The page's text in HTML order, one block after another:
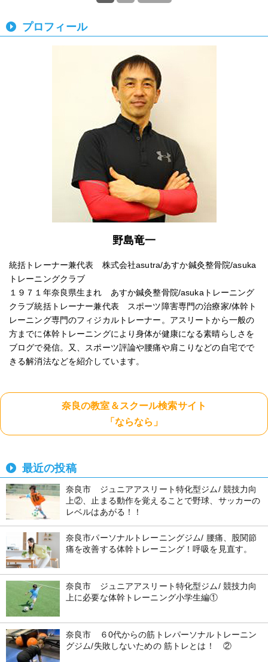
プロフィール
野島竜一
統括トレーナー兼代表 株式会社asutra/あすか鍼灸整骨院/asuka
トレーニングクラブ
１９７１年奈良県生まれ あすか鍼灸整骨院/asukaトレーニング
クラブ統括トレーナー兼代表 スポーツ障害専門の治療家/体幹ト
レーニング専門のフィジカルトレーナー。アスリートから一般の
方までに体幹トレーニングにより身体が健康になる素晴らしさを
ブログで発信。又、スポーツ評論や腰痛や肩こりなどの自宅でで
きる解消法などを紹介しています。
奈良の教室＆スクール検索サイト
「ならなら」
最近の投稿
奈良市 ジュニアアスリート特化型ジム/ 競技力向
上②、止まる動作を覚えることで野球、サッカーの
レベルはあがる！！
奈良市パーソナルトレーニングジム/ 腰痛、股関節
痛を改善する体幹トレーニング！呼吸を見直す。
奈良市 ジュニアアスリート特化型ジム/ 競技力向
上に必要な体幹トレーニング小学生編①
奈良市 ６0代からの筋トレパーソナルトレーニン
グジム/失敗しないための 筋トレとは！ ②